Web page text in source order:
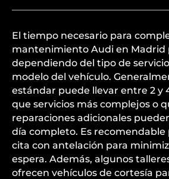
El tiempo necesario para
mantenimiento Audi en Madrid
dependiendo del tipo de
modelo del vehículo.
estándar puede llevar entre 2 y
que servicios más complejos o
reparaciones adicionales
día completo. Es
cita con antelación para
espera. Además, algunos
ofrecen vehículos de cortesía